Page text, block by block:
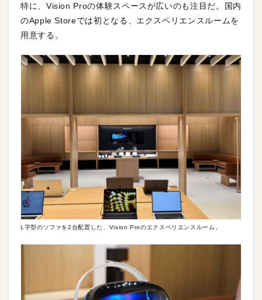
特に、Vision Proの体験スペースが広いのも注目だ。国内
のApple Storeでは初となる、エクスペリエンスルームを
用意する。
L字型のソファを2台配置した、Vision Proのエクスペリエンスルーム。